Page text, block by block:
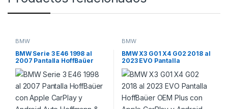
BMW
BMW Serie 3 E46 1998 al
2007 Pantalla HoffBaüer
con Apple CarPlay y Android
Auto Hoffmann & Baüer
BMW
BMW X3 G01 X4 G02 2018 al
2023 EVO Pantalla
HoffBaüer OEM Plus con
Apple CarPlay y Android
Auto Hoffmann & Baüer